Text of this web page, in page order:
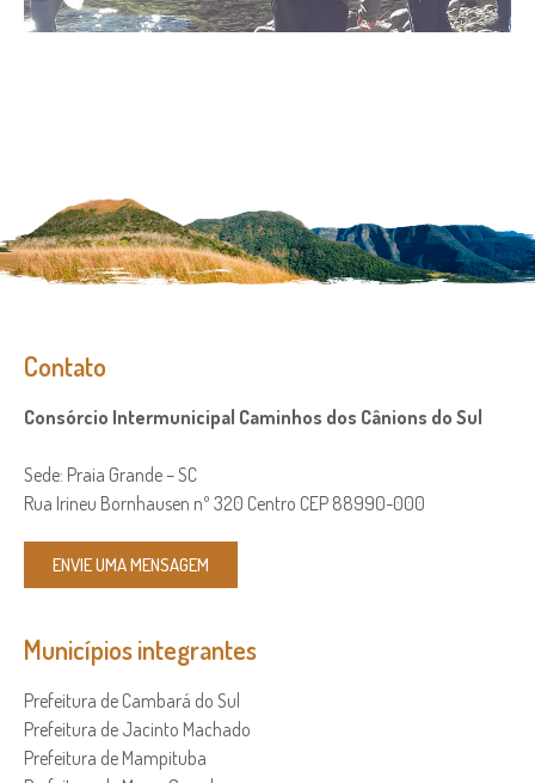
Contato
Consórcio Intermunicipal Caminhos dos Cânions do Sul
Sede: Praia Grande – SC
Rua Irineu Bornhausen nº 320 Centro CEP 88990-000
ENVIE UMA MENSAGEM
Municípios integrantes
Prefeitura de Cambará do Sul
Prefeitura de Jacinto Machado
Prefeitura de Mampituba